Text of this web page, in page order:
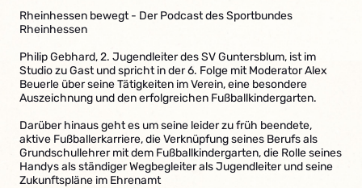
Rheinhessen bewegt - Der Podcast des Sportbundes
Rheinhessen
Philip Gebhard, 2. Jugendleiter des SV Guntersblum, ist im
Studio zu Gast und spricht in der 6. Folge mit Moderator Alex
Beuerle über seine Tätigkeiten im Verein, eine besondere
Auszeichnung und den erfolgreichen Fußballkindergarten.
Darüber hinaus geht es um seine leider zu früh beendete,
aktive Fußballerkarriere, die Verknüpfung seines Berufs als
Grundschullehrer mit dem Fußballkindergarten, die Rolle seines
Handys als ständiger Wegbegleiter als Jugendleiter und seine
Zukunftspläne im Ehrenamt